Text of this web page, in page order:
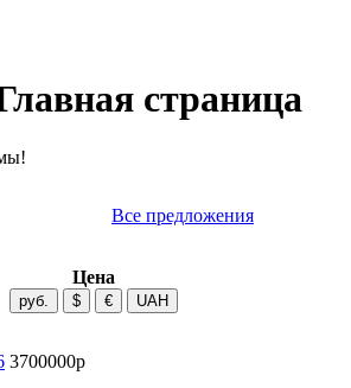
страница
Все предложения
Цена
3700000р